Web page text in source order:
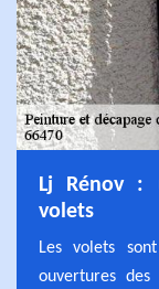
Lj Rénov :
volets
Les volets
ouvertures